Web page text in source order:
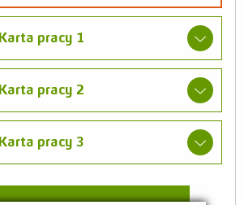
Karta pracy 1
Karta pracy 2
Karta pracy 3